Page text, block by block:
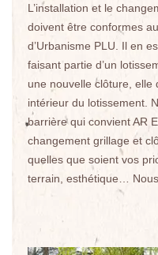
L’installation et le
doivent être conformes
d’Urbanisme PLU. Il en
faisant partie d’un
une nouvelle clôture,
intérieur du lotissement.
barrière qui convient AR
changement grillage et
quelles que soient vos
terrain, esthétique…